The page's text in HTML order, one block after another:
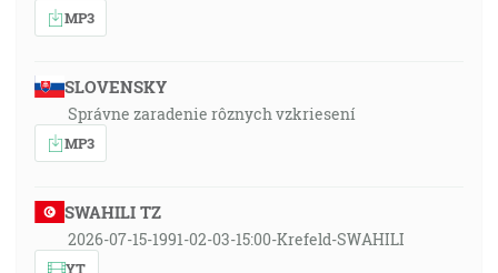
MP3
SLOVENSKY
Správne zaradenie rôznych vzkriesení
MP3
SWAHILI TZ
2026-07-15-1991-02-03-15:00-Krefeld-SWAHILI
YT